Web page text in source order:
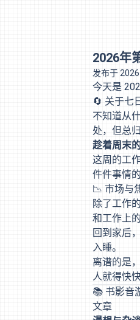
2026年
发布于
今天是
🔄 关于七
不知道从
处，但总
趁着周末
这周的工
件件事情
📉 市场与
除了工作
和工作上
回到家后
入睡。
离谱的是
人就得快
📚 书影音
文章